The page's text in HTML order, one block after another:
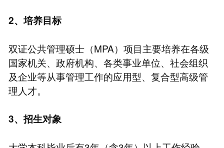
2、培养目标
双证公共管理硕士（MPA）项目主要培养在各级
国家机关、政府机构、各类事业单位、社会组织
及企业等从事管理工作的应用型、复合型高级管
理人才。
3、招生对象